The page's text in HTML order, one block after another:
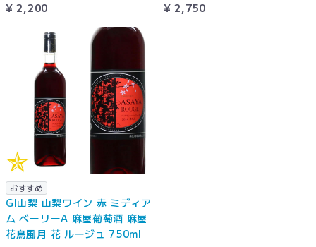
¥ 2,200 ¥ 2,750
おすすめ
GI山梨 山梨ワイン 赤 ミディア
ム ベーリーA 麻屋葡萄酒 麻屋
花鳥風月 花 ルージュ 750ml